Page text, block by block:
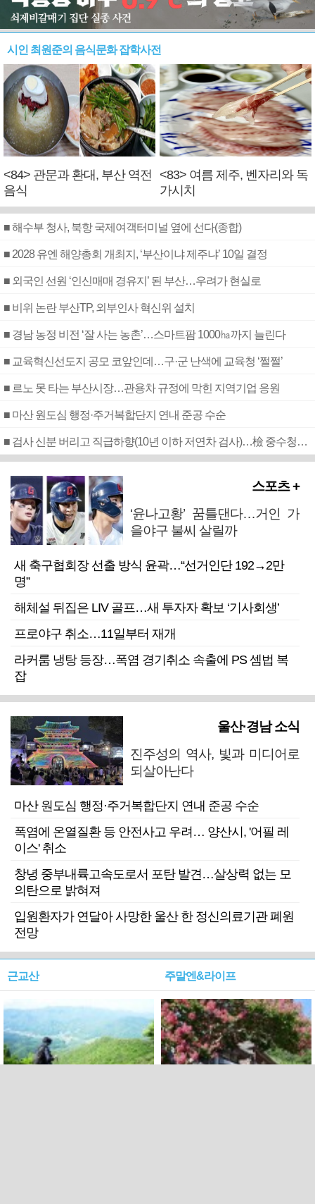
시인 최원준의 음식문화 잡학사전
<84> 관문과 환대, 부산 역전
음식
<83> 여름 제주, 벤자리와 독
가시치
■ 해수부 청사, 북항 국제여객터미널 옆에 선다(종합)
■ 2028 유엔 해양총회 개최지, ‘부산이냐 제주냐’ 10일 결정
■ 외국인 선원 ‘인신매매 경유지’ 된 부산…우려가 현실로
■ 비위 논란 부산TP, 외부인사 혁신위 설치
■ 경남 농정 비전 ‘잘 사는 농촌’…스마트팜 1000㏊까지 늘린다
■ 교육혁신선도지 공모 코앞인데…구·군 난색에 교육청 ‘쩔쩔’
■ 르노 못 타는 부산시장…관용차 규정에 막힌 지역기업 응원
■ 마산 원도심 행정·주거복합단지 연내 준공 수순
■ 검사 신분 버리고 직급하향(10년 이하 저연차 검사)…檢 중수청행 기피
스포츠 +
‘윤나고황’ 꿈틀댄다…거인 가
을야구 불씨 살릴까
새 축구협회장 선출 방식 윤곽…“선거인단 192→2만
명”
해체설 뒤집은 LIV 골프…새 투자자 확보 ‘기사회생’
프로야구 취소…11일부터 재개
라커룸 냉탕 등장…폭염 경기취소 속출에 PS 셈법 복
잡
울산·경남 소식
진주성의 역사, 빛과 미디어로
되살아난다
마산 원도심 행정·주거복합단지 연내 준공 수순
폭염에 온열질환 등 안전사고 우려… 양산시, '어필 레
이스' 취소
창녕 중부내륙고속도로서 포탄 발견…살상력 없는 모
의탄으로 밝혀져
입원환자가 연달아 사망한 울산 한 정신의료기관 폐원
전망
근교산 주말엔&라이프